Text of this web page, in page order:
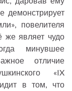
демонстрирует
повелителя
же являет чудо
минувшее
отличие
«IX
в том, что